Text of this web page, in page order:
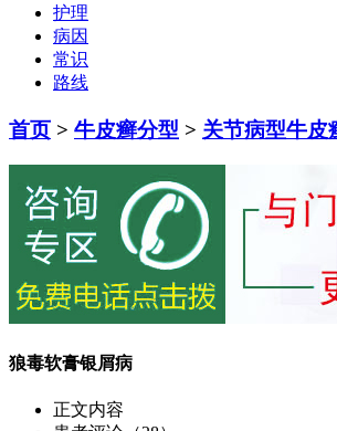
护理
病因
常识
路线
首页 > 牛皮癣分型 > 关节病型牛皮
狼毒软膏银屑病
正文内容